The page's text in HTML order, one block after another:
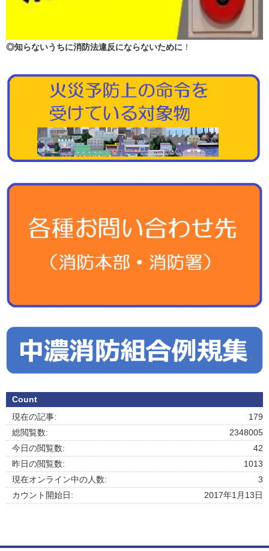
◎知らないうちに消防法違反にならないために ！
Count
179
現在の記事:
2348005
総閲覧数:
42
今日の閲覧数:
1013
昨日の閲覧数:
3
現在オンライン中の人数:
2017年1月13日
カウント開始日: